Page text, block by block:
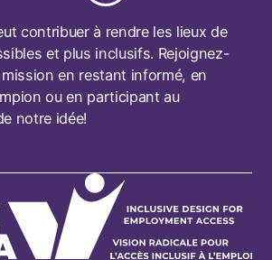
contribuer à rendre les lieux de
et plus inclusifs. Rejoignez-
en restant informé, en
ou en participant au
notre idée!